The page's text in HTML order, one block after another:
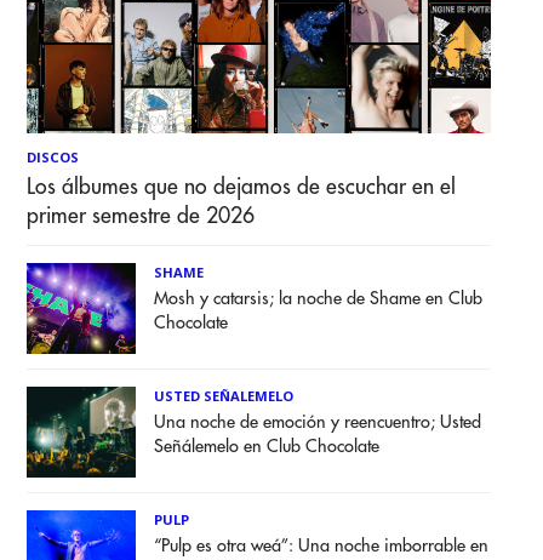
DISCOS
Los álbumes que no dejamos de escuchar en el
primer semestre de 2026
SHAME
Mosh y catarsis; la noche de Shame en Club
Chocolate
USTED SEÑALEMELO
Una noche de emoción y reencuentro; Usted
Señálemelo en Club Chocolate
PULP
“Pulp es otra weá”: Una noche imborrable en